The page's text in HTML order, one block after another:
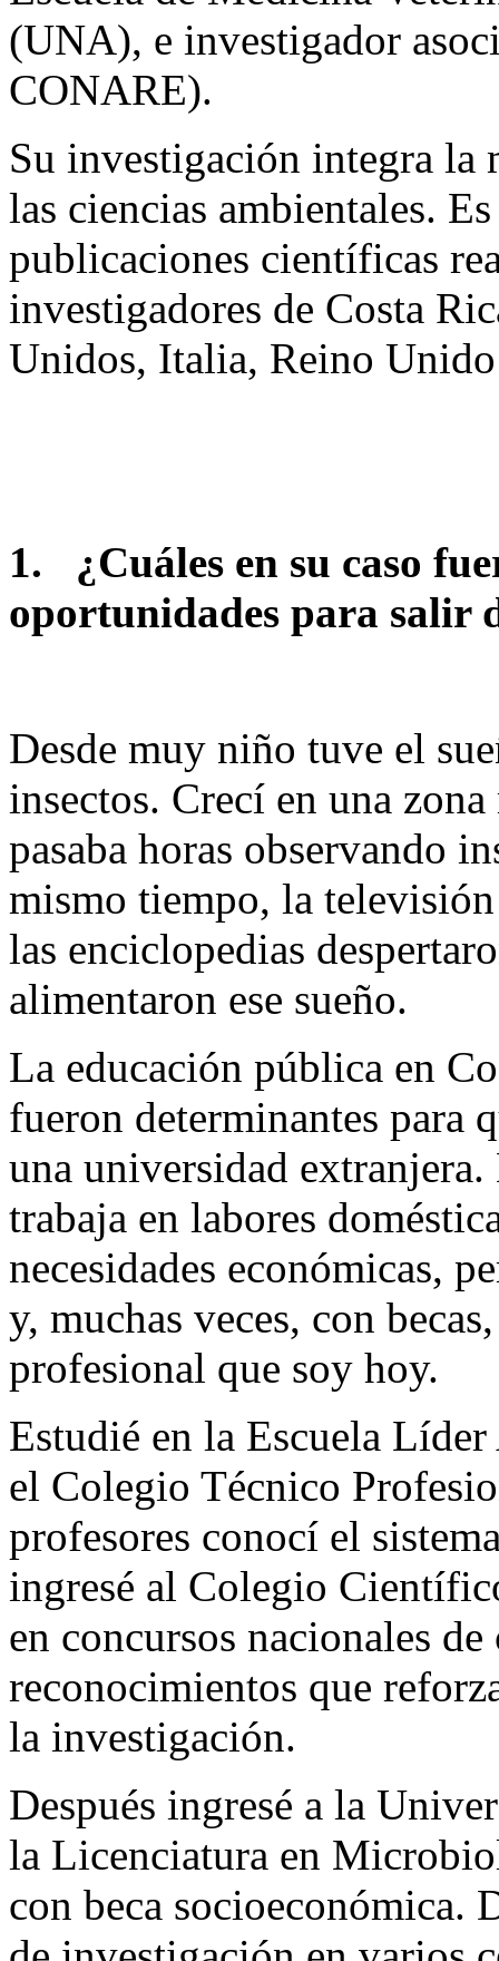
(UNA), e investigador
CONARE).
Su investigación integra
las ciencias ambientales.
publicaciones científicas
investigadores de Costa
Unidos, Italia, Reino
1. ¿Cuáles en su caso
oportunidades para salir
Desde muy niño tuve el
insectos. Crecí en una
pasaba horas observando
mismo tiempo, la
las enciclopedias
alimentaron ese sueño.
La educación pública en
fueron determinantes para
una universidad
trabaja en labores
necesidades económicas,
y, muchas veces, con
profesional que soy hoy.
Estudié en la Escuela
el Colegio Técnico
profesores conocí el
ingresé al Colegio
en concursos nacionales
reconocimientos que
la investigación.
Después ingresé a la
la Licenciatura en
con beca socioeconómica.